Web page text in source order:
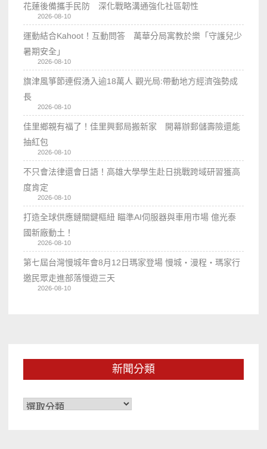
花蓮後備攜手民防 深化戰略溝通強化社區韌性
2026-08-10
運動結合Kahoot！互動問答 萬華分局寓教於樂「守護兒少
暑期安全」
2026-08-10
旗津風箏節連假湧入逾18萬人 觀光局:帶動地方經濟強勢成
長
2026-08-10
佳里鄉親有福了！佳里興郵局搬新家 開幕辦郵儲壽險還能
抽紅包
2026-08-10
不只會法律還會日語！高雄大學學生赴日挑戰跨域研習獲高
度肯定
2026-08-10
打造全球供應鏈關鍵樞紐 瞄準AI伺服器與車用市場 億光泰
國新廠動土！
2026-08-10
第七屆台灣慢城年會8月12日瑪家登場 慢城・漫程・瑪家行
邀民眾走進部落慢遊三天
2026-08-10
新聞分類
新